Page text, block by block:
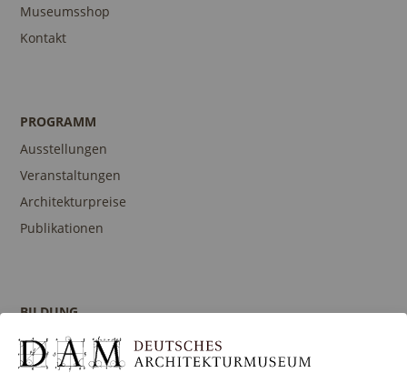
Museumsshop
Kontakt
PROGRAMM
Ausstellungen
Veranstaltungen
Architekturpreise
Publikationen
BILDUNG
Programm
Führungen und Touren